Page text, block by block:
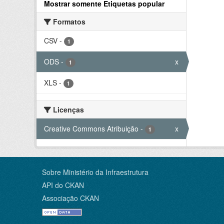
Mostrar somente Etiquetas popular
Formatos
CSV - 1
ODS - 1 x
XLS - 1
Licenças
Creative Commons Atribuição - 1 x
Sobre Ministério da Infraestrutura
API do CKAN
Associação CKAN